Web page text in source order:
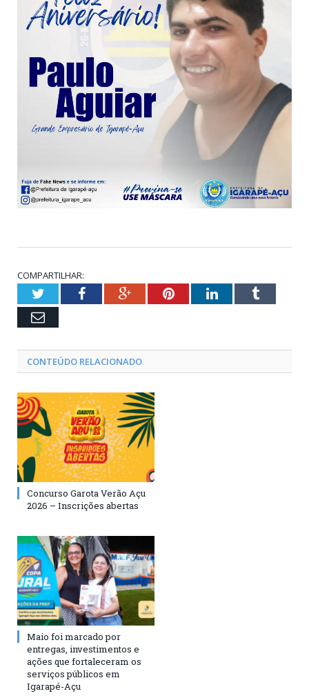
COMPARTILHAR:
TwitterFacebookGoogle+PinterestLinkedInTumblr
Email
CONTEÚDO RELACIONADO
Concurso Garota Verão Açu
2026 – Inscrições abertas
Maio foi marcado por
entregas, investimentos e
ações que fortaleceram os
serviços públicos em
Igarapé-Açu